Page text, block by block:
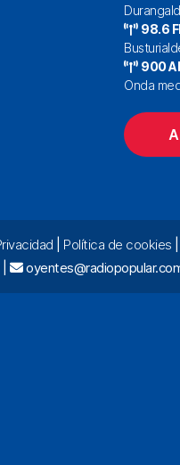
98.6
900
Onda
Política de cookies
|